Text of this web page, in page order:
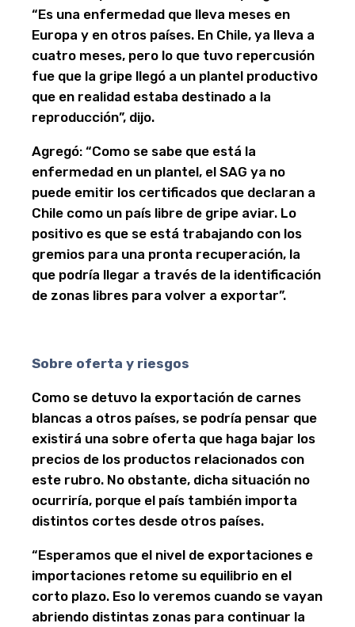
“Es una enfermedad que lleva meses en
Europa y en otros países. En Chile, ya lleva a
cuatro meses, pero lo que tuvo repercusión
fue que la gripe llegó a un plantel productivo
que en realidad estaba destinado a la
reproducción”, dijo.
Agregó: “Como se sabe que está la
enfermedad en un plantel, el SAG ya no
puede emitir los certificados que declaran a
Chile como un país libre de gripe aviar. Lo
positivo es que se está trabajando con los
gremios para una pronta recuperación, la
que podría llegar a través de la identificación
de zonas libres para volver a exportar”.
Sobre oferta y riesgos
Como se detuvo la exportación de carnes
blancas a otros países, se podría pensar que
existirá una sobre oferta que haga bajar los
precios de los productos relacionados con
este rubro. No obstante, dicha situación no
ocurriría, porque el país también importa
distintos cortes desde otros países.
“Esperamos que el nivel de exportaciones e
importaciones retome su equilibrio en el
corto plazo. Eso lo veremos cuando se vayan
abriendo distintas zonas para continuar la